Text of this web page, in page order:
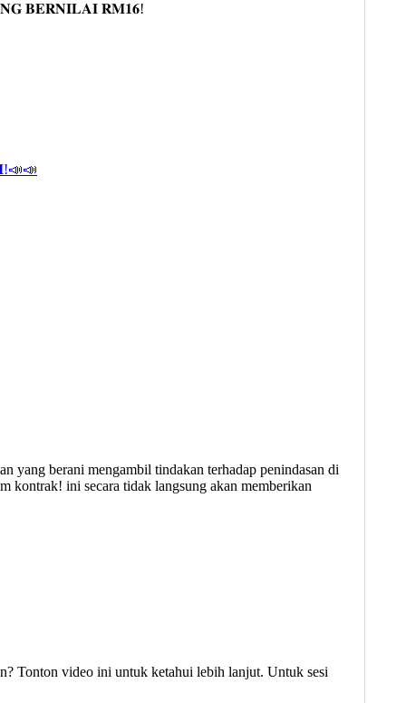
𝐁𝐄𝐑𝐍𝐈𝐋𝐀𝐈 𝐑𝐌𝟏𝟔!
yang berani mengambil tindakan terhadap penindasan di
kontrak! ini secara tidak langsung akan memberikan
Tonton video ini untuk ketahui lebih lanjut. Untuk sesi